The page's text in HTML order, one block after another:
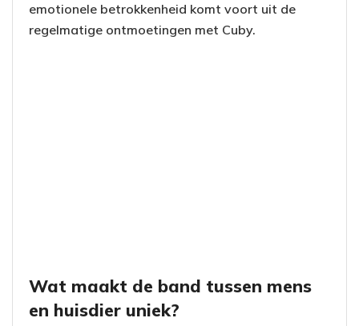
emotionele betrokkenheid komt voort uit de
regelmatige ontmoetingen met Cuby.
Wat maakt de band tussen mens
en huisdier uniek?